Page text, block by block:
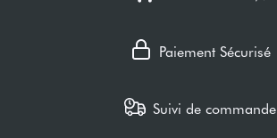
Paiement Sécurisé
Suivi de commande